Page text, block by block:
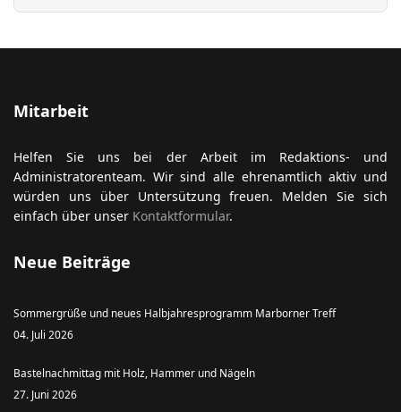
Mitarbeit
Helfen Sie uns bei der Arbeit im Redaktions- und
Administratorenteam. Wir sind alle ehrenamtlich aktiv und
würden uns über Untersützung freuen. Melden Sie sich
einfach über unser Kontaktformular.
Neue Beiträge
Sommergrüße und neues Halbjahresprogramm Marborner Treff
04. Juli 2026
Bastelnachmittag mit Holz, Hammer und Nägeln
27. Juni 2026
anzeigen